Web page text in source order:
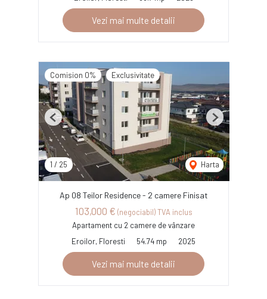
Vezi mai multe detalii
Comision 0% Exclusivitate
1 / 25 Harta
Previous Next
Ap 08 Teilor Residence - 2 camere Finisat
103,000 € (negociabil) TVA inclus
Apartament cu 2 camere de vânzare
Eroilor, Floresti
54.74 mp 2025
Vezi mai multe detalii